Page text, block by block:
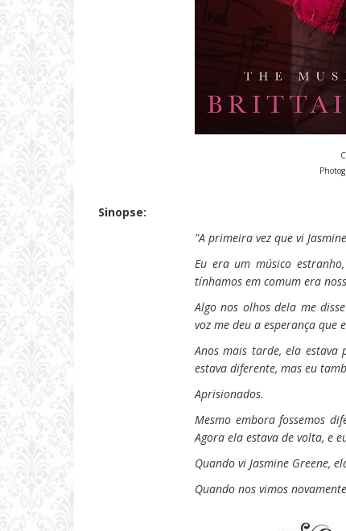
Sinopse:
"A primeira vez que vi
Eu era um músico
tínhamos em comum era
Algo nos olhos dela me
voz me deu a esperança que
Anos mais tarde, ela
estava diferente, mas eu
Aprisionados.
Mesmo embora fossemos
Agora ela estava de volta, e
Quando vi Jasmine Greene,
Quando nos vimos